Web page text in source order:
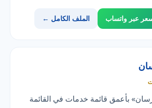
عبر واتساب الملف الكامل ←
بأعمق قائمة خدمات في القائمة